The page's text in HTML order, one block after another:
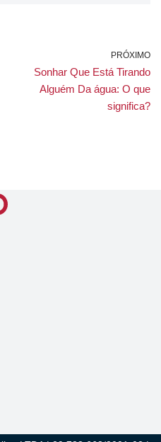
PRÓXIMO
Sonhar Que Está Tirando
Alguém Da água: O que
significa?